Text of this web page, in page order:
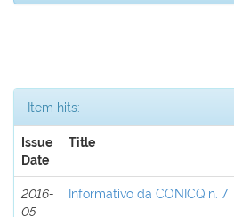
Item hits:
Issue
Date
Title
2016-
05
Informativo da CONICQ n. 7